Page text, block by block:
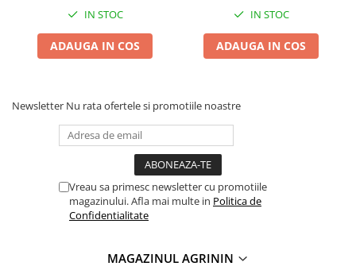
IN STOC
ADAUGA IN COS
IN STOC
ADAUGA IN COS
Newsletter Nu rata ofertele si promotiile noastre
Vreau sa primesc newsletter cu promotiile
magazinului. Afla mai multe in Politica de
Confidentialitate
MAGAZINUL AGRININ